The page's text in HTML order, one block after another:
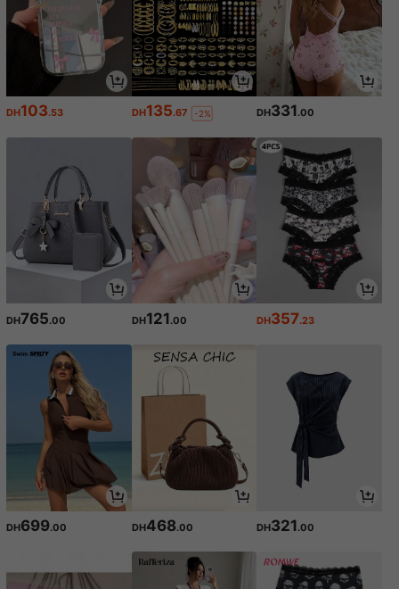
DH103.53 DH135.67 -2% DH331 .00
DH765.00 DH121.00 DH357.23
DH699.00 DH468.00 DH321.00